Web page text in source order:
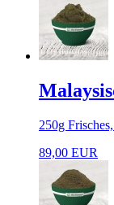
250g
89,00 EUR